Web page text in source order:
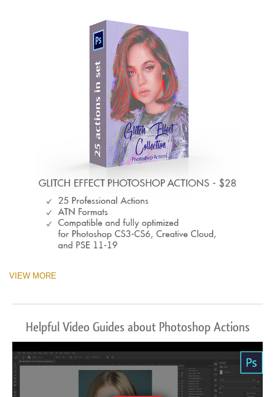
VIEW MORE
Helpful Video Guides about Photoshop Actions